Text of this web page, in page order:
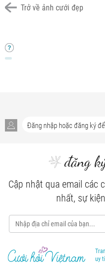
Trở về ảnh cưới đẹp
Chưa có tiêu đề
Chưa có tiêu đề
Chưa có tiêu đề
Chưa có tiêu đề
Chưa có tiêu đề
Chưa có tiêu đề
Chưa có tiêu đề
đăng
Cập nhật qua email các
nhất, sự
uy